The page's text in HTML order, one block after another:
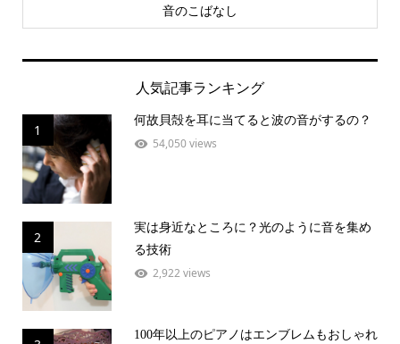
音のこばなし
人気記事ランキング
1
何故貝殻を耳に当てると波の音がするの？
54,050 views
2
実は身近なところに？光のように音を集め
る技術
2,922 views
100年以上のピアノはエンブレムもおしゃれ